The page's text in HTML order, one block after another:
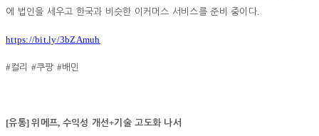
에 법인을 세우고 한국과 비슷한 이커머스 서비스를 준비 중이다.
https://bit.ly/3bZAmuh
#컬리 #쿠팡 #배민
[유통]위메프, 수익성 개선+기술 고도화 나서